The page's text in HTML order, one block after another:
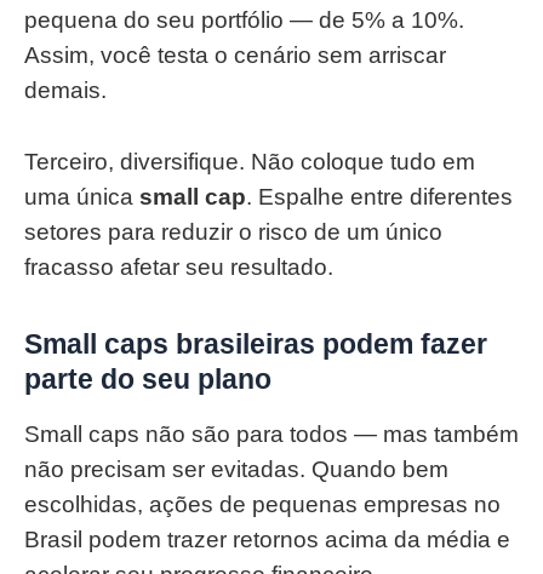
pequena do seu portfólio — de 5% a 10%.
Assim, você testa o cenário sem arriscar
demais.
Terceiro, diversifique. Não coloque tudo em
uma única small cap. Espalhe entre diferentes
setores para reduzir o risco de um único
fracasso afetar seu resultado.
Small caps brasileiras podem fazer
parte do seu plano
Small caps não são para todos — mas também
não precisam ser evitadas. Quando bem
escolhidas, ações de pequenas empresas no
Brasil podem trazer retornos acima da média e